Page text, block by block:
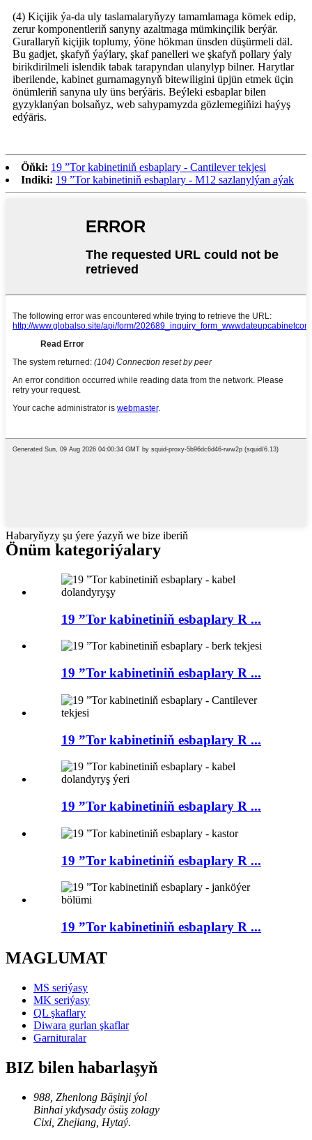
(4) Kiçijik ýa-da uly taslamalaryňyzy tamamlamaga kömek edip,
zerur komponentleriň sanyny azaltmaga mümkinçilik berýär.
Gurallaryň kiçijik toplumy, ýöne hökman ünsden düşürmeli däl.
Bu gadjet, şkafyň ýaýlary, şkaf panelleri we şkafyň pollary ýaly
birikdirilmeli islendik tabak tarapyndan ulanylyp bilner. Harytlar
iberilende, kabinet gurnamagynyň bitewiligini üpjün etmek üçin
önümleriň sanyna uly üns berýäris. Beýleki esbaplar bilen
gyzyklanýan bolsaňyz, web sahypamyzda gözlemegiňizi haýyş
edýäris.
Öňki: 19 ”Tor kabinetiniň esbaplary - Cantilever tekjesi
Indiki: 19 ”Tor kabinetiniň esbaplary - M12 sazlanylýan aýak
Habaryňyzy şu ýere ýazyň we bize iberiň
Önüm kategoriýalary
19 ”Tor kabinetiniň esbaplary R ...
19 ”Tor kabinetiniň esbaplary R ...
19 ”Tor kabinetiniň esbaplary R ...
19 ”Tor kabinetiniň esbaplary R ...
19 ”Tor kabinetiniň esbaplary R ...
19 ”Tor kabinetiniň esbaplary R ...
MAGLUMAT
MS seriýasy
MK seriýasy
QL şkaflary
Diwara gurlan şkaflar
Garnituralar
BIZ bilen habarlaşyň
988, Zhenlong Bäşinji ýol
Binhai ykdysady ösüş zolagy
Cixi, Zhejiang, Hytaý.